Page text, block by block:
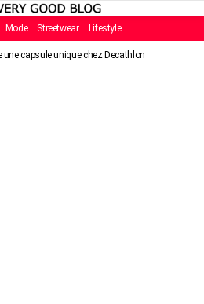
Mode Streetwear Lifestyle
capsule unique chez Decathlon